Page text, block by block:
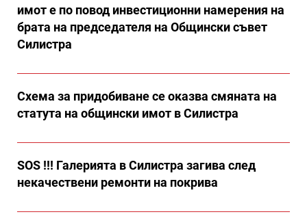
имот е по повод инвестиционни намерения на
брата на председателя на Общински съвет
Силистра
Схема за придобиване се оказва смяната на
статута на общински имот в Силистра
SOS !!! Галерията в Силистра загива след
некачествени ремонти на покрива